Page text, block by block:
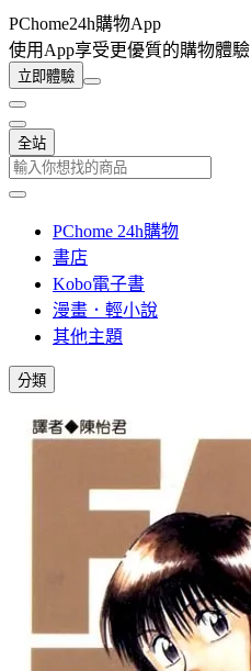
PChome24h購物App
使用App享受更優質的購物體驗
立即體驗
全站
PChome 24h購物
書店
Kobo電子書
漫畫．輕小說
其他主題
分類